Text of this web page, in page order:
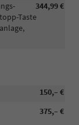
344,99 €
Taste
150,– €
375,– €